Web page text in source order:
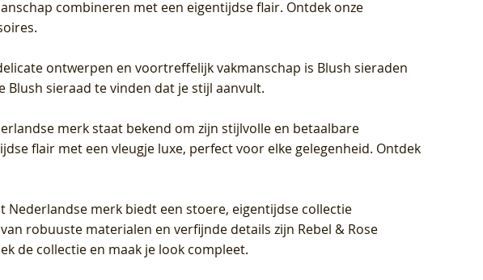
combineren met een eigentijdse flair. Ontdek onze
ontwerpen en voortreffelijk vakmanschap is Blush sieraden
sieraad te vinden dat je stijl aanvult.
merk staat bekend om zijn stijlvolle en betaalbare
flair met een vleugje luxe, perfect voor elke gelegenheid. Ontdek
Nederlandse merk biedt een stoere, eigentijdse collectie
robuuste materialen en verfijnde details zijn Rebel & Rose
de collectie en maak je look compleet.